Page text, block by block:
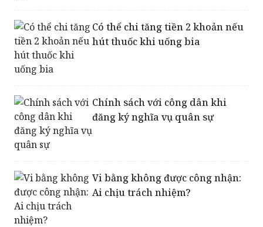
Có thể chi tăng tiền 2 khoản nếu
hút thuốc khi uống bia
Chính sách với công dân khi
đăng ký nghĩa vụ quân sự
Vi bằng không được công nhận:
Ai chịu trách nhiệm?